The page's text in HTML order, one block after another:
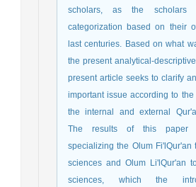
scholars, as the scholars
categorization based on their
last centuries. Based on what
the present analytical-
present article seeks to clarify
important issue according to
the internal and external
The results of this paper
specializing the Olum Fi'lQur'an
sciences and Olum Li'lQur'an
sciences, which the